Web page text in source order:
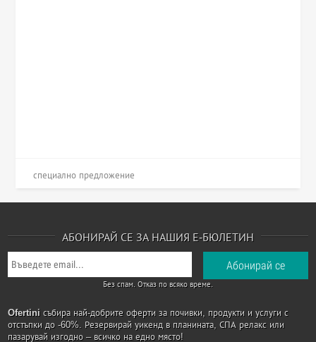
специално предложение
АБОНИРАЙ СЕ ЗА НАШИЯ Е-БЮЛЕТИН
Без спам. Отказ по всяко време.
Ofertini събира най-добрите оферти за почивки, продукти и услуги с
отстъпки до -60%. Резервирай уикенд в планината, СПА релакс или
пазарувай изгодно – всичко на едно място!